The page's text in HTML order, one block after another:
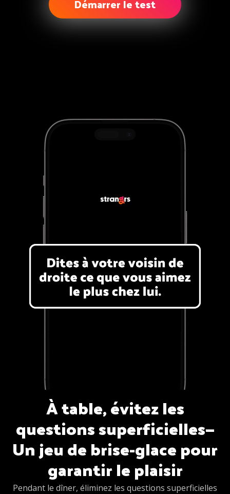
Démarrer le test
À table, évitez les
questions superficielles—
Un jeu de brise-glace pour
garantir le plaisir
Pendant le dîner, éliminez les questions superficielles